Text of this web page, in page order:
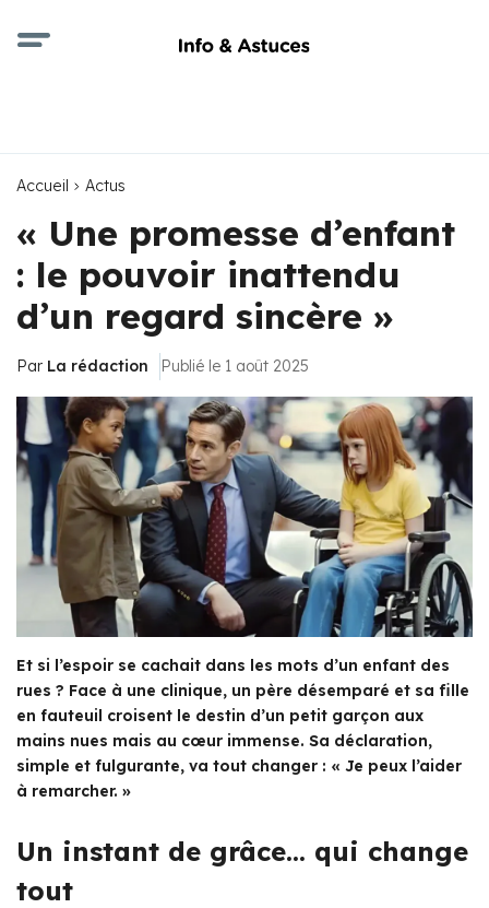
Accueil Actus
« Une promesse d’enfant
: le pouvoir inattendu
d’un regard sincère »
Par La rédaction Publié le 1 août 2025
Et si l’espoir se cachait dans les mots d’un enfant des
rues ? Face à une clinique, un père désemparé et sa fille
en fauteuil croisent le destin d’un petit garçon aux
mains nues mais au cœur immense. Sa déclaration,
simple et fulgurante, va tout changer : « Je peux l’aider
à remarcher. »
Un instant de grâce… qui change
tout